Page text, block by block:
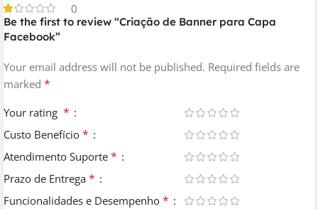
0
Be the first to review “Criação de Banner para Capa
Facebook”
Your email address will not be published. Required fields are
marked *
Your rating *
Custo Benefício *
Atendimento Suporte *
Prazo de Entrega *
Funcionalidades e Desempenho *